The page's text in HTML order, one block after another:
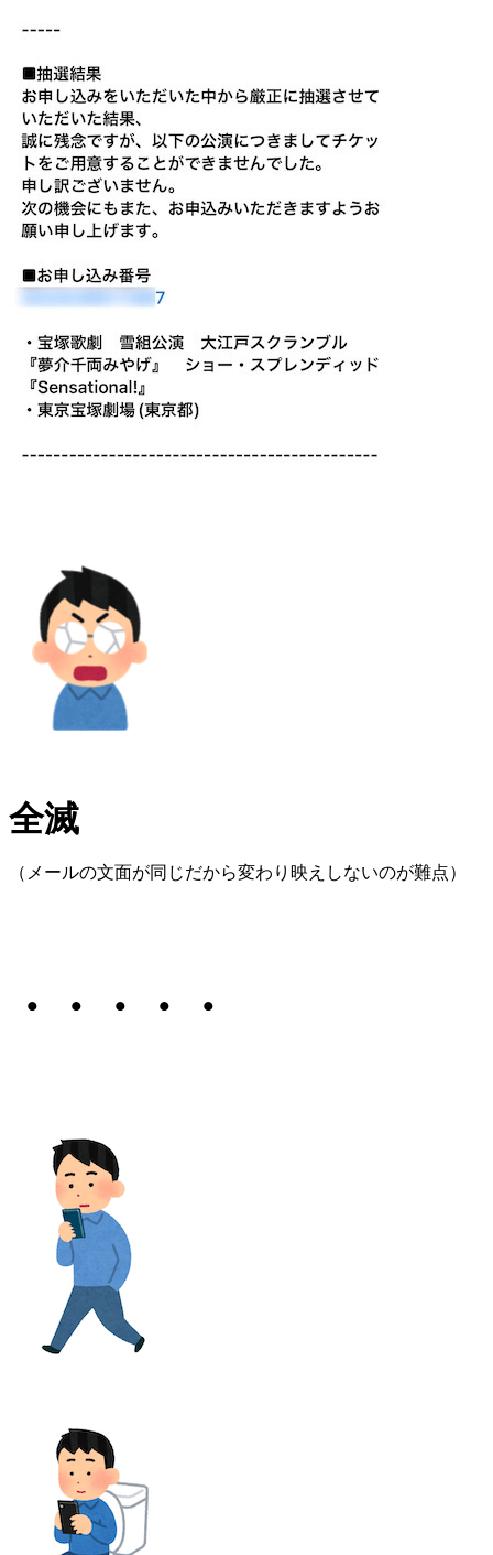
全滅
（メールの文面が同じだから変わり映えしないのが難点）
・・・・・